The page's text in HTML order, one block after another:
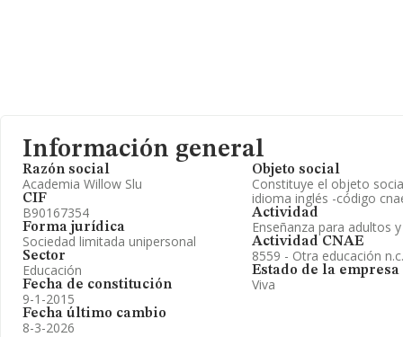
Información general
Razón social
Academia Willow Slu
CIF
B90167354
Forma jurídica
Sociedad limitada unipersonal
Sector
Educación
Fecha de constitución
9-1-2015
Fecha último cambio
8-3-2026
Objeto social
Constituye el objeto
idioma inglés -código
Actividad
Enseñanza para adultos
Actividad CNAE
8559 - Otra educación
Estado de la empresa
Viva